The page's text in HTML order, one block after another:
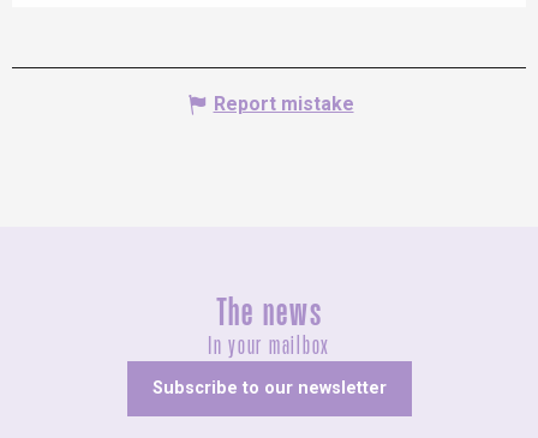
Report mistake
The news
In your mailbox
Subscribe to our newsletter